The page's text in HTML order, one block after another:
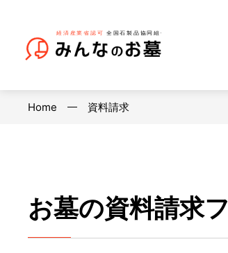
Home 資料請求
お墓の資料請求